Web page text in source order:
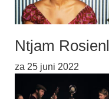
Ntjam Rosienl
za 25 juni 2022